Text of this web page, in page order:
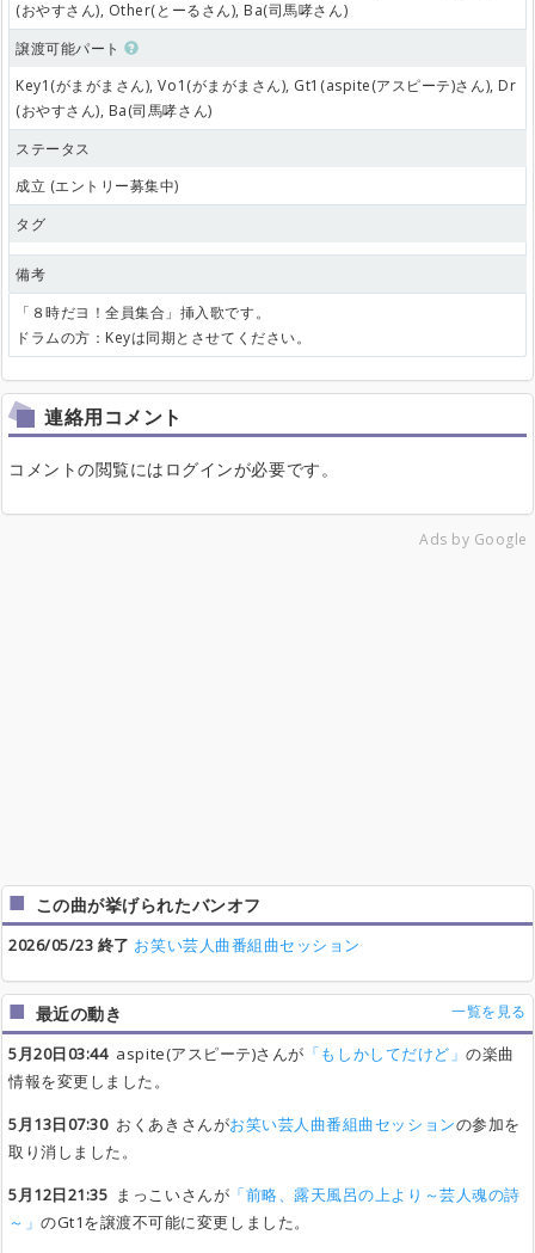
(おやすさん), Other(とーるさん), Ba(司馬哮さん)
譲渡可能パート
Key1(がまがまさん), Vo1(がまがまさん), Gt1(aspite(アスピーテ)さん), Dr
(おやすさん), Ba(司馬哮さん)
ステータス
成立 (エントリー募集中)
タグ
備考
「８時だヨ！全員集合」挿入歌です。
ドラムの方：Keyは同期とさせてください。
連絡用コメント
コメントの閲覧にはログインが必要です。
Ads by Google
この曲が挙げられたバンオフ
2026/05/23 終了 お笑い芸人曲番組曲セッション
最近の動き 一覧を見る
5月20日03:44aspite(アスピーテ)さんが 「もしかしてだけど」の楽曲
情報を変更しました。
5月13日07:30おくあきさんがお笑い芸人曲番組曲セッションの参加を
取り消しました。
5月12日21:35 まっこいさんが 「前略、露天風呂の上より～芸人魂の詩
～」のGt1を譲渡不可能に変更しました。